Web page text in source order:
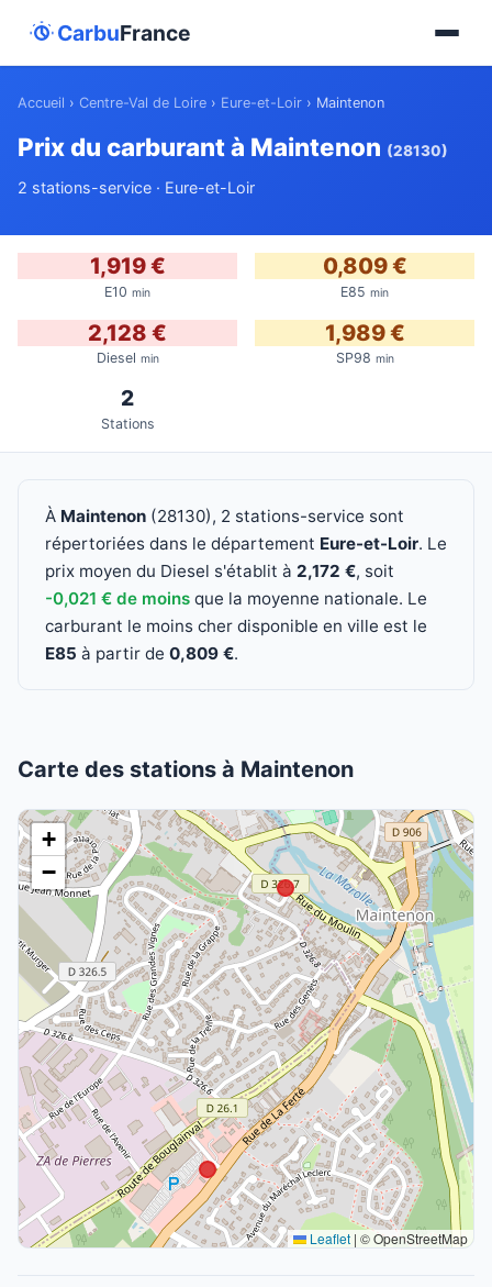
CarbuFrance
Accueil › Centre-Val de Loire › Eure-et-Loir › Maintenon
Prix du carburant à Maintenon (28130)
2 stations-service · Eure-et-Loir
1,919 €
E10 min
0,809 €
E85 min
2,128 €
Diesel min
1,989 €
SP98 min
2
Stations
À Maintenon (28130), 2 stations-service sont
répertoriées dans le département Eure-et-Loir. Le
prix moyen du Diesel s'établit à 2,172 €, soit
-0,021 € de moins que la moyenne nationale. Le
carburant le moins cher disponible en ville est le
E85 à partir de 0,809 €.
Carte des stations à Maintenon
+
−
Leaflet | © OpenStreetMap